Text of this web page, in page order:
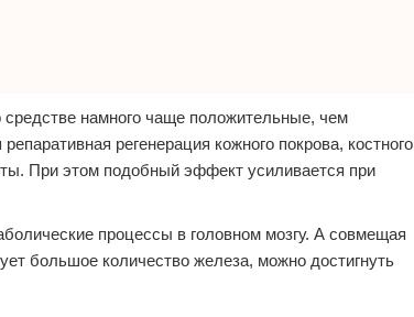
намного чаще положительные, чем
регенерация кожного покрова, костного
При этом подобный эффект усиливается при
процессы в головном мозгу. А совмещая
большое количество железа, можно достигнуть